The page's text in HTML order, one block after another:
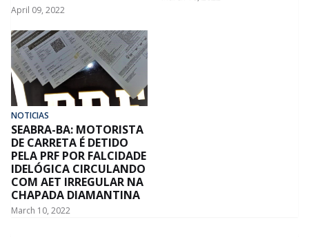
April 09, 2022
NOTICIAS
SEABRA-BA: MOTORISTA
DE CARRETA É DETIDO
PELA PRF POR FALCIDADE
IDELÓGICA CIRCULANDO
COM AET IRREGULAR NA
CHAPADA DIAMANTINA
March 10, 2022